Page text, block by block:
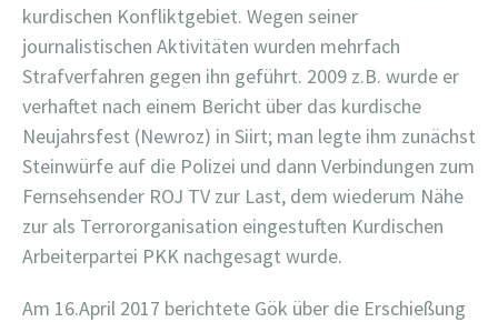
kurdischen Konfliktgebiet. Wegen seiner
journalistischen Aktivitäten wurden mehrfach
Strafverfahren gegen ihn geführt. 2009 z.B. wurde er
verhaftet nach einem Bericht über das kurdische
Neujahrsfest (Newroz) in Siirt; man legte ihm zunächst
Steinwürfe auf die Polizei und dann Verbindungen zum
Fernsehsender ROJ TV zur Last, dem wiederum Nähe
zur als Terrororganisation eingestuften Kurdischen
Arbeiterpartei PKK nachgesagt wurde.
Am 16.April 2017 berichtete Gök über die Erschießung